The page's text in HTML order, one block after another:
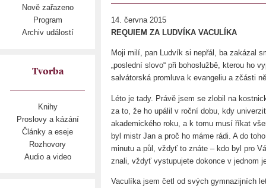
Nově zařazeno
Program
Archiv událostí
Tvorba
Knihy
Proslovy a kázání
Články a eseje
Rozhovory
Audio a video
14. června 2015
REQUIEM ZA LUDVÍKA VACULÍKA
Moji milí, pan Ludvík si nepřál, ba zakázal
„poslední slovo“ při bohoslužbě, kterou ho
salvátorská promluva k evangeliu a zčásti
Léto je tady. Právě jsem se zlobil na
za to, že ho upálil v roční dobu, kdy
akademického roku, a k tomu musí říkat
byl mistr Jan a proč ho máme rádi. A do
minutu a půl, vždyť to znáte – kdo byl pro
znali, vždyť vystupujete dokonce v jednom
Vaculíka jsem četl od svých gymnazijních